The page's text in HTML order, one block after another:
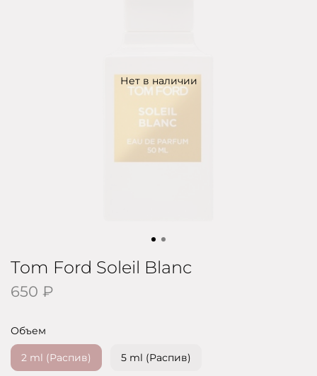
Нет в наличии
Tom Ford Soleil Blanc
650 ₽
Объем
2 ml (Распив) 5 ml (Распив)